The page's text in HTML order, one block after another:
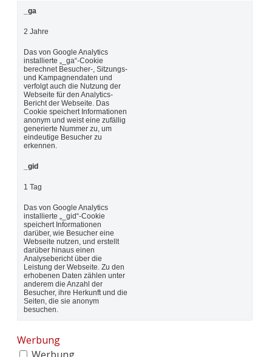
_ga
2 Jahre
Das von Google Analytics
installierte „_ga“-Cookie
berechnet Besucher-, Sitzungs-
und Kampagnendaten und
verfolgt auch die Nutzung der
Webseite für den Analytics-
Bericht der Webseite. Das
Cookie speichert Informationen
anonym und weist eine zufällig
generierte Nummer zu, um
eindeutige Besucher zu
erkennen.
_gid
1 Tag
Das von Google Analytics
installierte „_gid“-Cookie
speichert Informationen
darüber, wie Besucher eine
Webseite nutzen, und erstellt
darüber hinaus einen
Analysebericht über die
Leistung der Webseite. Zu den
erhobenen Daten zählen unter
anderem die Anzahl der
Besucher, ihre Herkunft und die
Seiten, die sie anonym
besuchen.
Werbung
Werbung